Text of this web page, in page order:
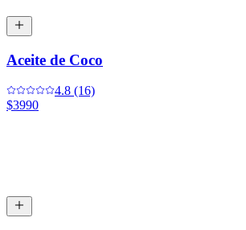
Aceite de Coco
4.8 (16)
$3990